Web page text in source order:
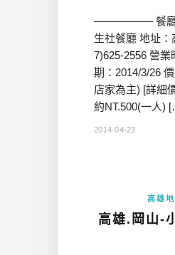
—————– 餐廳
生社餐廳 地址
7)625-2556 營業
期：2014/3/26
店家為主) [詳細
約NT.500(一人)
2014-04-23
高雄地
高雄.岡山-